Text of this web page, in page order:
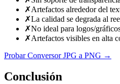
✗Artefactos alrededor del
✗La calidad se degrada al
✗No ideal para logos/
✗Artefactos visibles en alta
Probar Conversor JPG a PNG →
Conclusión